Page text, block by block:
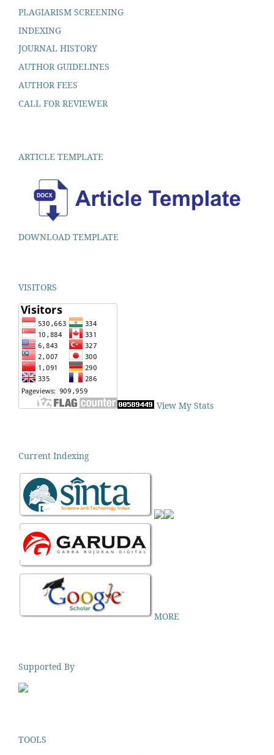
PLAGIARISM SCREENING
INDEXING
JOURNAL HISTORY
AUTHOR GUIDELINES
AUTHOR FEES
CALL FOR REVIEWER
ARTICLE TEMPLATE
DOWNLOAD TEMPLATE
VISITORS
View My Stats
Current Indexing
MORE
Supported By
TOOLS